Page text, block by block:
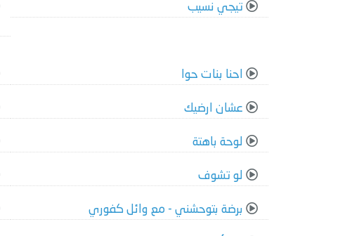
تيجي نسيب
احنا بنات حوا
عشان ارضيك
لوحة باهتة
لو تشوف
برضة بتوحشني - مع وائل كفوري